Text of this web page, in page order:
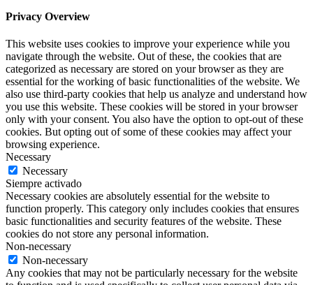
Privacy Overview
This website uses cookies to improve your experience while you
navigate through the website. Out of these, the cookies that are
categorized as necessary are stored on your browser as they are
essential for the working of basic functionalities of the website. We
also use third-party cookies that help us analyze and understand how
you use this website. These cookies will be stored in your browser
only with your consent. You also have the option to opt-out of these
cookies. But opting out of some of these cookies may affect your
browsing experience.
Necessary
Necessary
Siempre activado
Necessary cookies are absolutely essential for the website to
function properly. This category only includes cookies that ensures
basic functionalities and security features of the website. These
cookies do not store any personal information.
Non-necessary
Non-necessary
Any cookies that may not be particularly necessary for the website